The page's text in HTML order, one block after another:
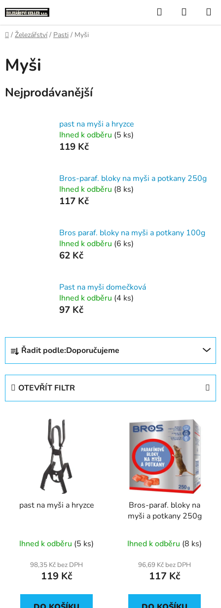
na
obsah
Hledat
KOŠÍK
Domů
/ Železářství / Pasti / Myši
Myši
Nejprodávanější
past na myši a hryzce
Ihned k odběru (5 ks)
119 Kč
Bros-paraf. bloky na myši a potkany 250g
Ihned k odběru (8 ks)
117 Kč
Bros paraf. bloky na myši a potkany 100g
Ihned k odběru (6 ks)
62 Kč
Past na myši domečková
Ihned k odběru (4 ks)
97 Kč
Ř
z
Řadit podle:Doporučujeme
OTEVŘÍT FILTR
past na myši a hryzce
Ihned k odběru (5 ks)
98,35 Kč bez DPH
119 Kč
Bros-paraf. bloky na
myši a potkany 250g
Ihned k odběru (8 ks)
96,69 Kč bez DPH
117 Kč